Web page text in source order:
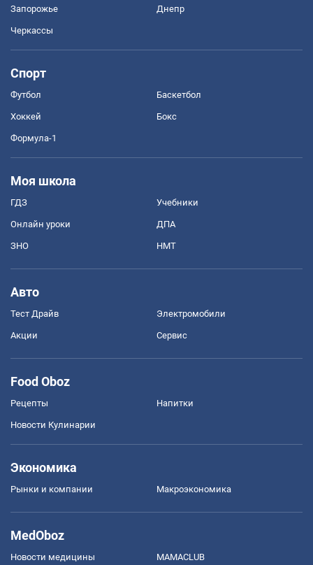
Запорожье Днепр
Черкассы
Спорт
Футбол Баскетбол
Хоккей Бокс
Формула-1
Моя школа
ГДЗ Учебники
Онлайн уроки ДПА
ЗНО НМТ
Авто
Тест Драйв Электромобили
Акции Сервис
Food Oboz
Рецепты Напитки
Новости Кулинарии
Экономика
Рынки и компании Mакроэкономика
MedOboz
Новости медицины MAMACLUB